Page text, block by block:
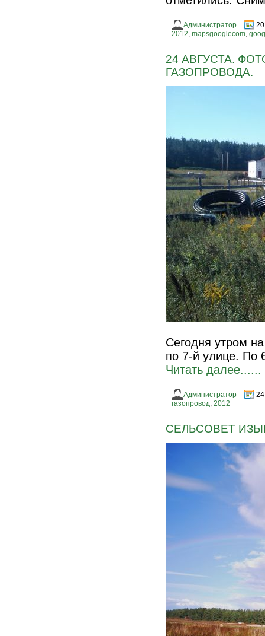
Администратор
2012, mapsgooglecom,
24 АВГУСТА.
ГАЗОПРОВОДА.
Сегодня утром
по 7-й улице. По
Читать далее......
Администратор
24
газопровод, 2012
СЕЛЬСОВЕТ